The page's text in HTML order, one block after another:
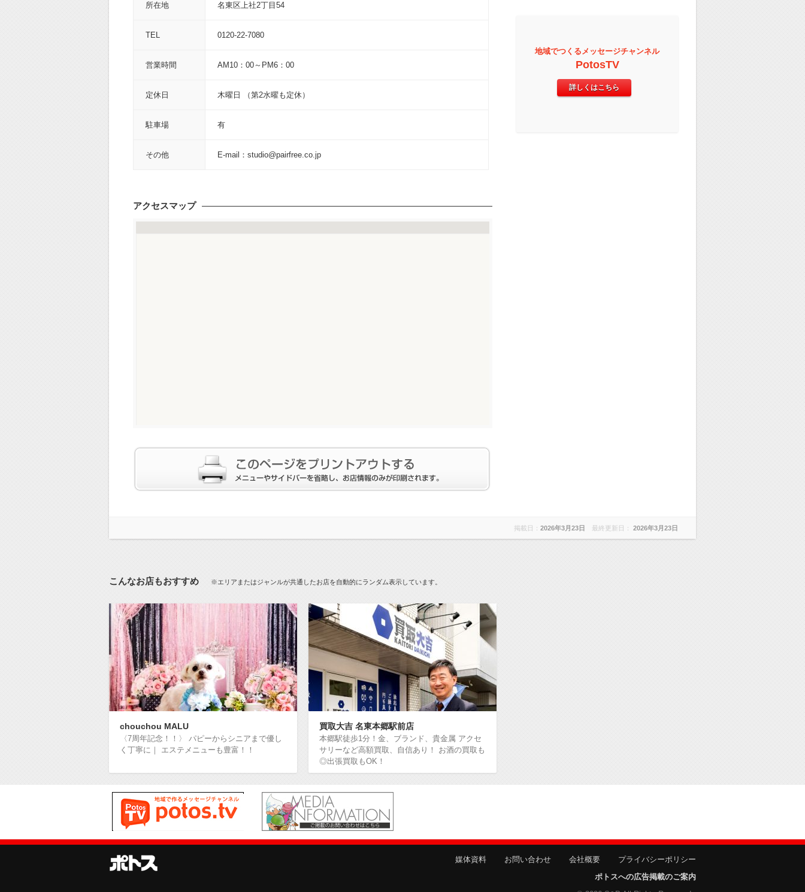
所在地 名東区上社2丁目54
TEL 0120-22-7080
営業時間 AM10：00～PM6：00
定休日 木曜日 （第2水曜も定休）
駐車場 有
その他 E-mail：studio@pairfree.co.jp
アクセスマップ
地域でつくるメッセージチャンネル
PotosTV
詳しくはこちら
掲載日： 2026年3月23日 最終更新日： 2026年3月23日
こんなお店もおすすめ ※エリアまたはジャンルが共通したお店を自動的にランダム表示しています。
chouchou MALU
〈7周年記念！！〉 パピーからシニアまで優し
く丁寧に｜ エステメニューも豊富！！
買取大吉 名東本郷駅前店
本郷駅徒歩1分！金、ブランド、貴金属 アクセ
サリーなど高額買取、自信あり！ お酒の買取も
◎出張買取もOK！
媒体資料 お問い合わせ 会社概要
プライバシーポリシー
ポトスへの広告掲載のご案内